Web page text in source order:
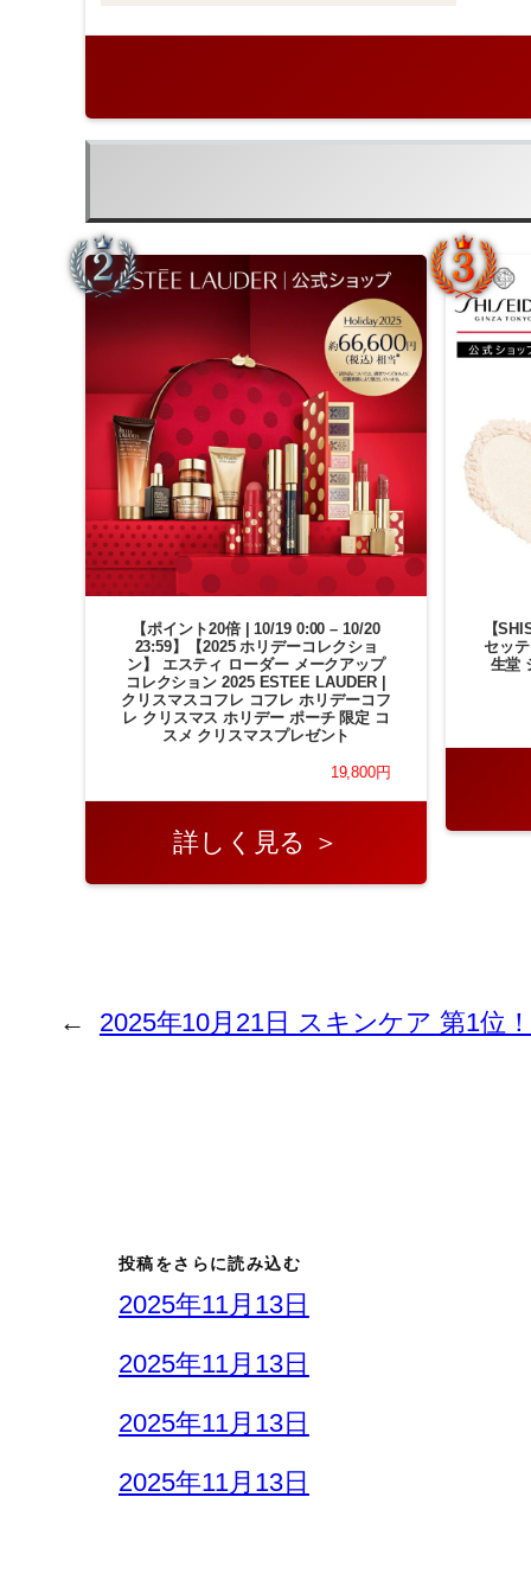
【ポイント20倍 | 10/19 0:00 – 10/20
23:59】【2025 ホリデーコレクショ
ン】 エスティ ローダー メークアップ
コレクション 2025 ESTEE LAUDER |
クリスマスコフレ コフレ ホリデーコフ
レ クリスマス ホリデー ポーチ 限定 コ
スメ クリスマスプレゼント
19,800円
詳しく見る ＞
【
セッ
生堂
← 2025年10月21日 スキンケア 第1位！
投稿をさらに読み込む
2025年11月13日
2025年11月13日
2025年11月13日
2025年11月13日